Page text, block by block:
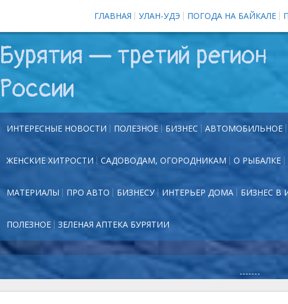
ГЛАВНАЯ УЛАН-УДЭ ПОГОДА НА БАЙКАЛЕ
Бурятия — третий регион
России
ИНТЕРЕСНЫЕ НОВОСТИ ПОЛЕЗНОЕ БИЗНЕС АВТОМОБИЛЬНОЕ
ЖЕНСКИЕ ХИТРОСТИ САДОВОДАМ, ОГОРОДНИКАМ О РЫБАЛКЕ
МАТЕРИАЛЫ ПРО АВТО БИЗНЕСУ ИНТЕРЬЕР ДОМА БИЗНЕС В
ПОЛЕЗНОЕ ЗЕЛЕНАЯ АПТЕКА БУРЯТИИ
-------